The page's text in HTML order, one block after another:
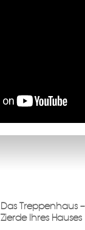
Das Treppenhaus
Zierde Ihres Hauses